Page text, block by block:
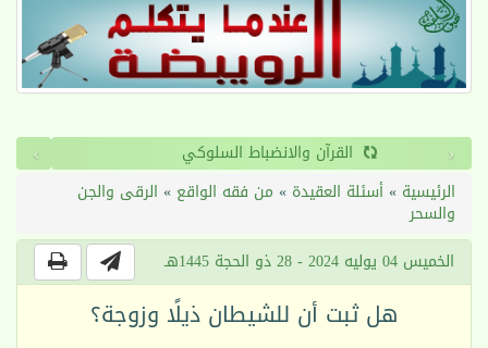
القرآن والانضباط السلوكي ‹
›
الرئيسية »أسئلة العقيدة » من فقه الواقع » الرقى والجن
والسحر
الخميس 04 يوليه 2024 - 28 ذو الحجة 1445هـ
هل ثبت أن للشيطان ذيلًا وزوجة؟